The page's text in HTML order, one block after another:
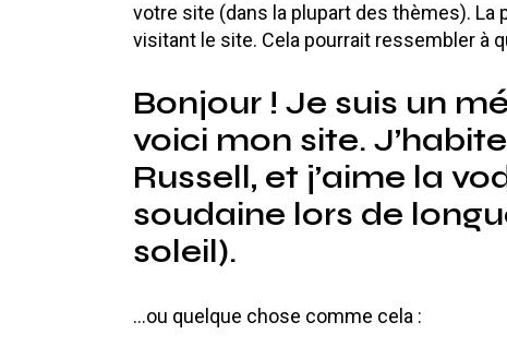
votre site (dans la plupart des thèmes). La
visitant le site. Cela pourrait ressembler à
Bonjour ! Je suis un
voici mon site.
Russell, et j’aime la
soudaine lors de
soleil).
…ou quelque chose comme cela :